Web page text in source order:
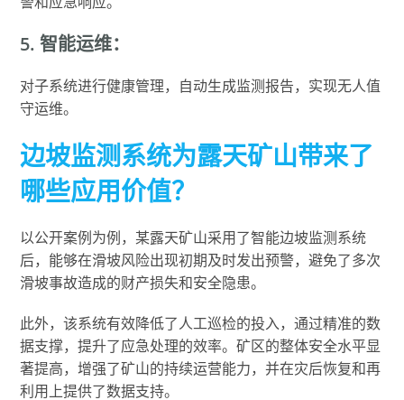
5. 智能运维：
对子系统进行健康管理，自动生成监测报告，实现无人值
守运维。
边坡监测系统为露天矿山带来了
哪些应用价值？
以公开案例为例，某露天矿山采用了智能边坡监测系统
后，能够在滑坡风险出现初期及时发出预警，避免了多次
滑坡事故造成的财产损失和安全隐患。
此外，该系统有效降低了人工巡检的投入，通过精准的数
据支撑，提升了应急处理的效率。矿区的整体安全水平显
著提高，增强了矿山的持续运营能力，并在灾后恢复和再
利用上提供了数据支持。